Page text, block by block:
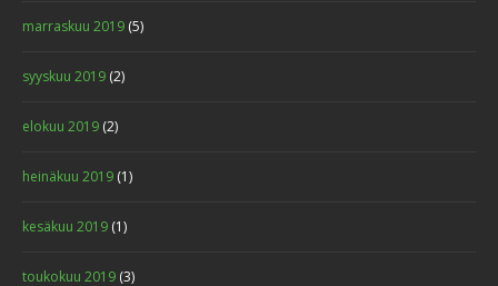
marraskuu 2019 (5)
syyskuu 2019 (2)
elokuu 2019 (2)
heinäkuu 2019 (1)
kesäkuu 2019 (1)
toukokuu 2019 (3)